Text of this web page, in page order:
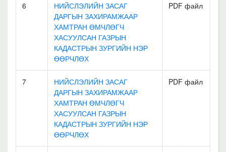
6
НИЙСЛЭЛИЙН ЗАСАГ
ДАРГЫН ЗАХИРАМЖААР
ХАМТРАН ӨМЧЛӨГЧ
ХАСУУЛСАН ГАЗРЫН
КАДАСТРЫН ЗУРГИЙН НЭР
ӨӨРЧЛӨХ
PDF файл
7
НИЙСЛЭЛИЙН ЗАСАГ
ДАРГЫН ЗАХИРАМЖААР
ХАМТРАН ӨМЧЛӨГЧ
ХАСУУЛСАН ГАЗРЫН
КАДАСТРЫН ЗУРГИЙН НЭР
ӨӨРЧЛӨХ
PDF файл